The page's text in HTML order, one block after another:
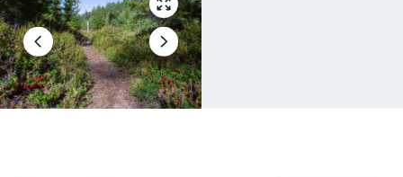
Gå
till
helskärmsläge
Föregående
bild
Nästa
bildspel